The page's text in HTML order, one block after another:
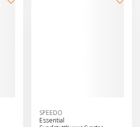
SPEEDO
Essential